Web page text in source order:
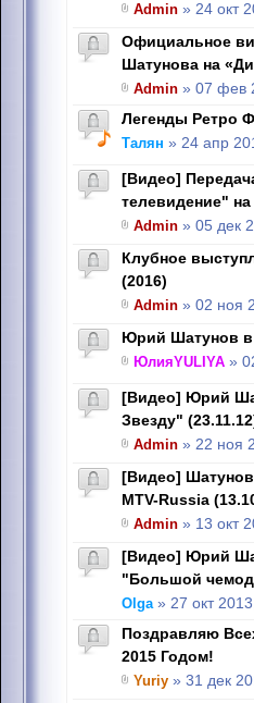
Admin » 24 окт
Официальное
Шатунова на
Admin » 07 фев
Легенды Ретро
Талян » 24 апр
[Видео]
телевидение"
Admin » 05 дек
Клубное
(2016)
Admin » 02 ноя
Юрий Шатунов в
ЮлияYULIYA »
[Видео] Юрий
Звезду"
Admin » 22 ноя
[Видео] Шатунов
MTV-Russia
Admin » 13 окт
[Видео] Юрий
"Большой
Olga» 27 окт
Поздравляю
2015 Годом!
Yuriy » 31 дек